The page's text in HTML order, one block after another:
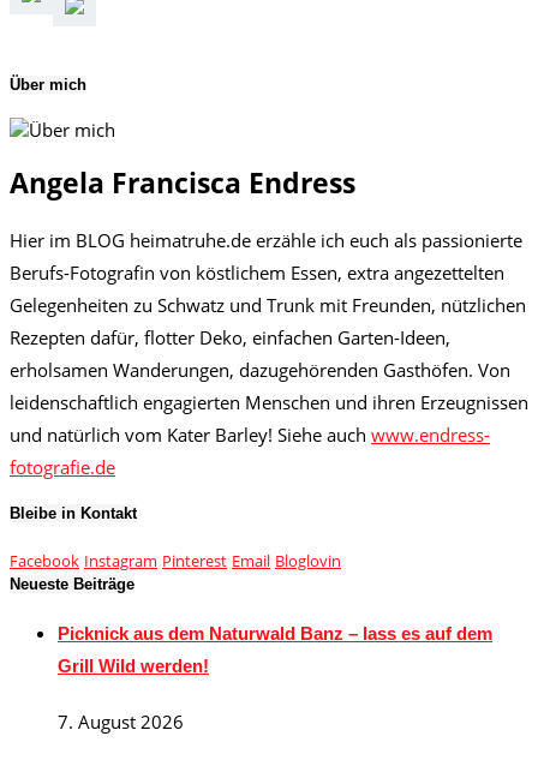
Über mich
Angela Francisca Endress
Hier im BLOG heimatruhe.de erzähle ich euch als passionierte
Berufs-Fotografin von köstlichem Essen, extra angezettelten
Gelegenheiten zu Schwatz und Trunk mit Freunden, nützlichen
Rezepten dafür, flotter Deko, einfachen Garten-Ideen,
erholsamen Wanderungen, dazugehörenden Gasthöfen. Von
leidenschaftlich engagierten Menschen und ihren Erzeugnissen
und natürlich vom Kater Barley! Siehe auch www.endress-
fotografie.de
Bleibe in Kontakt
Facebook Instagram Pinterest Email Bloglovin
Neueste Beiträge
Picknick aus dem Naturwald Banz – lass es auf dem
Grill Wild werden!
7. August 2026